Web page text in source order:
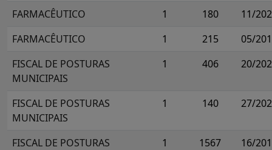
FARMACÊUTICO 1 180
11/
FARMACÊUTICO
1 215
05/
FISCAL DE POSTURAS
MUNICIPAIS
1 406 20/
FISCAL DE POSTURAS
MUNICIPAIS
1 140 27/
FISCAL DE POSTURAS
1 1567 16/